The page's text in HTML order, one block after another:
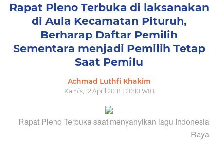
Rapat Pleno Terbuka di laksanakan
di Aula Kecamatan Pituruh,
Berharap Daftar Pemilih
Sementara menjadi Pemilih Tetap
Saat Pemilu
Achmad Luthfi Khakim
Kamis, 12 April 2018 | 20:10 WIB
Rapat Pleno Terbuka saat menyanyikan lagu Indonesia
Raya